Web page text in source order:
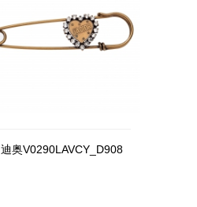
迪奥V0290LAVCY_D908